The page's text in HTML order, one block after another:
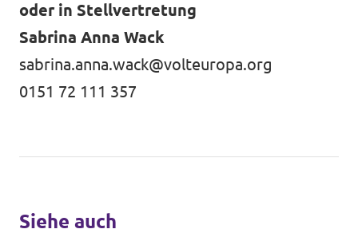
oder in Stellvertretung
Sabrina Anna Wack
sabrina.anna.wack@volteuropa.org
0151 72 111 357
Siehe auch